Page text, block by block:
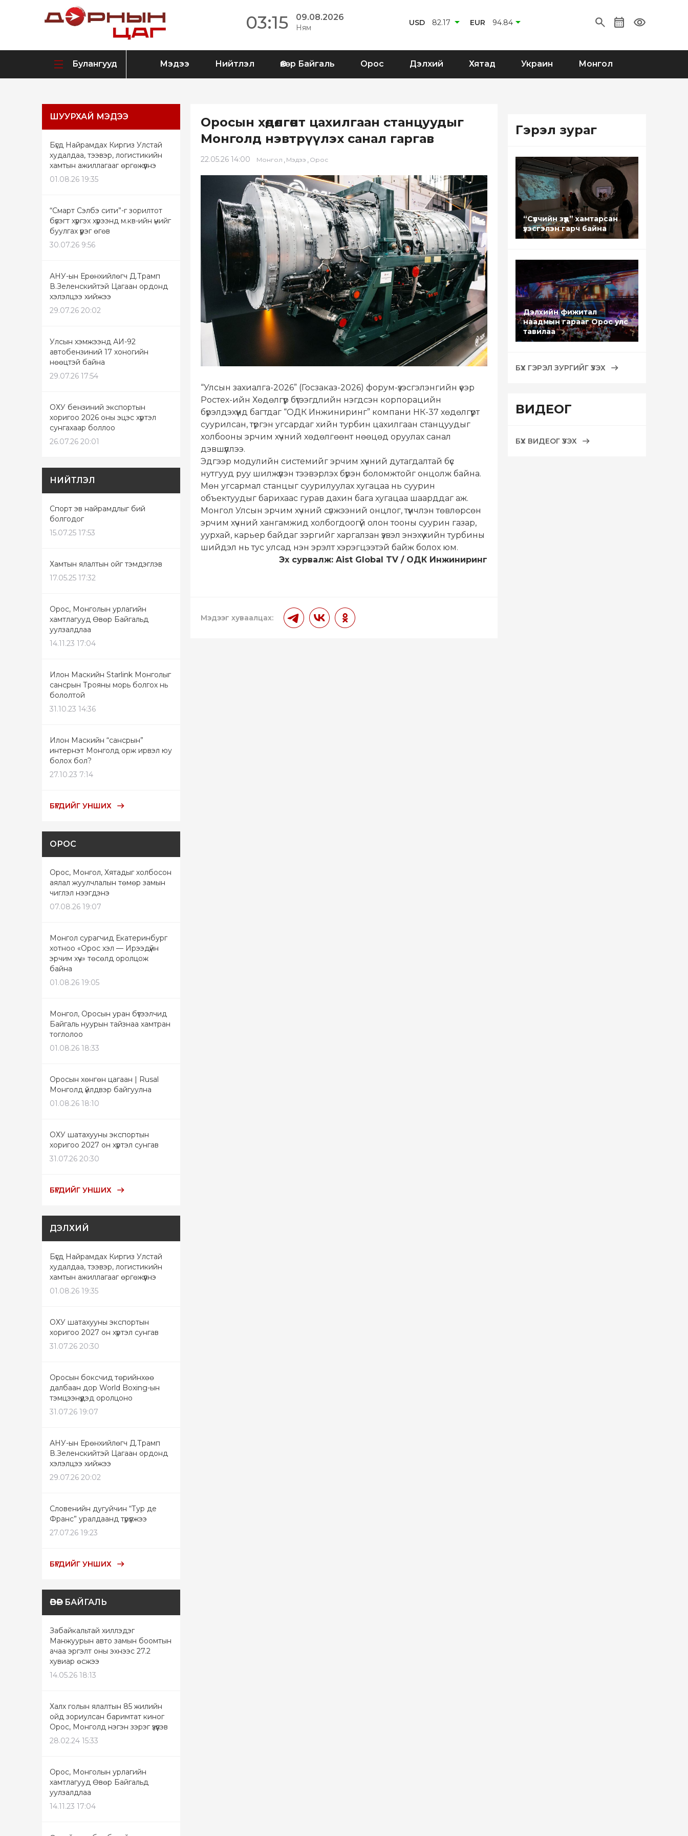
03:15 09.08.2026
Ням
USD 82.17 EUR 94.84
Булангууд Мэдээ Нийтлэл Өвөр Байгаль Орос Дэлхий Хятад Украин Монгол
ШУУРХАЙ МЭДЭЭ
Бүгд Найрамдах Киргиз Улстай
худалдаа, тээвэр, логистикийн
хамтын ажиллагааг өргөжүүлнэ
01.08.26 19:35
“Смарт Сэлбэ сити”-г зорилтот
бүлэгт хүргэх хүрээнд м.кв-ийн үнийг
буулгах үүрэг өгөв
30.07.26 9:56
АНУ-ын Ерөнхийлөгч Д.Трамп
В.Зеленскийтэй Цагаан ордонд
хэлэлцээ хийжээ
29.07.26 20:02
Улсын хэмжээнд АИ-92
автобензиний 17 хоногийн
нөөцтэй байна
29.07.26 17:54
ОХУ бензиний экспортын
хоригоо 2026 оны эцэс хүртэл
сунгахаар боллоо
26.07.26 20:01
НИЙТЛЭЛ
Спорт эв найрамдлыг бий
болгодог
15.07.25 17:53
Хамтын ялалтын ойг тэмдэглэв
17.05.25 17:32
Орос, Монголын урлагийн
хамтлагууд Өвөр Байгальд
уулзалдлаа
14.11.23 17:04
Илон Маскийн Starlink Монголыг
сансрын Трояны морь болгох нь
бололтой
31.10.23 14:36
Илон Маскийн “сансрын”
интернэт Монголд орж ирвэл юу
болох бол?
27.10.23 7:14
БҮГДИЙГ УНШИХ
ОРОС
Орос, Монгол, Хятадыг холбосон
аялал жуулчлалын төмөр замын
чиглэл нээгдэнэ
07.08.26 19:07
Монгол сурагчид Екатеринбург
хотноо «Орос хэл — Ирээдүйн
эрчим хүч» төсөлд оролцож
байна
01.08.26 19:05
Монгол, Оросын уран бүтээлчид
Байгаль нуурын тайзнаа хамтран
тоглолоо
01.08.26 18:33
Оросын хөнгөн цагаан | Rusal
Монголд үйлдвэр байгуулна
01.08.26 18:10
ОХУ шатахууны экспортын
хоригоо 2027 он хүртэл сунгав
31.07.26 20:30
БҮГДИЙГ УНШИХ
ДЭЛХИЙ
Бүгд Найрамдах Киргиз Улстай
худалдаа, тээвэр, логистикийн
хамтын ажиллагааг өргөжүүлнэ
01.08.26 19:35
ОХУ шатахууны экспортын
хоригоо 2027 он хүртэл сунгав
31.07.26 20:30
Оросын боксчид төрийнхөө
далбаан дор World Boxing-ын
тэмцээнүүдэд оролцоно
31.07.26 19:07
АНУ-ын Ерөнхийлөгч Д.Трамп
В.Зеленскийтэй Цагаан ордонд
хэлэлцээ хийжээ
29.07.26 20:02
Словенийн дугуйчин “Тур де
Франс” уралдаанд түрүүлжээ
27.07.26 19:23
БҮГДИЙГ УНШИХ
ӨВӨР БАЙГАЛЬ
Забайкальтай хиллэдэг
Манжуурын авто замын боомтын
ачаа эргэлт оны эхнээс 27.2
хувиар өсжээ
14.05.26 18:13
Халх голын ялалтын 85 жилийн
ойд зориулсан баримтат киног
Орос, Монголд нэгэн зэрэг үзүүлэв
28.02.24 15:33
Орос, Монголын урлагийн
хамтлагууд Өвөр Байгальд
уулзалдлаа
14.11.23 17:04
Оросын хөдөлгөөнт цахилгаан станцуудыг
Монголд нэвтрүүлэх санал гаргав
22.05.26 14:00 Монгол , Мэдээ , Орос
“Улсын захиалга-2026” (Госзаказ-2026) форум-үзэсгэлэнгийн үеэр
Ростех-ийн Хөдөлгүүр бүтээгдлийн нэгдсэн корпорацийн
бүрэлдэхүүнд багтдаг “ОДК Инжиниринг” компани НК-37 хөдөлгүүрт
суурилсан, түргэн угсардаг хийн турбин цахилгаан станцуудыг
холбооны эрчим хүчний хөдөлгөөнт нөөцөд оруулах санал
дэвшүүллээ.
Эдгээр модулийн системийг эрчим хүчний дутагдалтай бүс
нутгууд руу шилжүүлэн тээвэрлэх бүрэн боломжтойг онцолж байна.
Мөн угсармал станцыг суурилуулах хугацаа нь суурин
объектуудыг барихаас гурав дахин бага хугацаа шаарддаг аж.
Монгол Улсын эрчим хүчний сүлжээний онцлог, түүнчлэн төвлөрсөн
эрчим хүчний хангамжид холбогдоогүй олон тооны суурин газар,
уурхай, карьер байдаг зэргийг харгалзан үзвэл энэхүү хийн турбины
шийдэл нь тус улсад нэн эрэлт хэрэгцээтэй байж болох юм.
Эх сурвалж: Aist Global TV / ОДК Инжиниринг
Мэдээг хуваалцах:
Гэрэл зураг
“Сүүлчийн зүүд” хамтарсан
үзэсгэлэн гарч байна
Дэлхийн фижитал
наадмын гарааг Орос улс
тавилаа
БҮХ ГЭРЭЛ ЗУРГИЙГ ҮЗЭХ
ВИДЕОГ
БҮХ ВИДЕОГ ҮЗЭХ